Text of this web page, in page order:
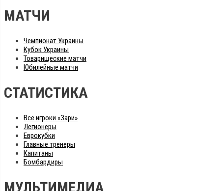
МАТЧИ
Чемпионат Украины
Кубок Украины
Товарищеские матчи
Юбилейные матчи
СТАТИСТИКА
Все игроки «Зари»
Легионеры
Еврокубки
Главные тренеры
Капитаны
Бомбардиры
МУЛЬТИМЕДИА